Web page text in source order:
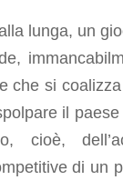
lunga, un
che si
il
cioè,
di un